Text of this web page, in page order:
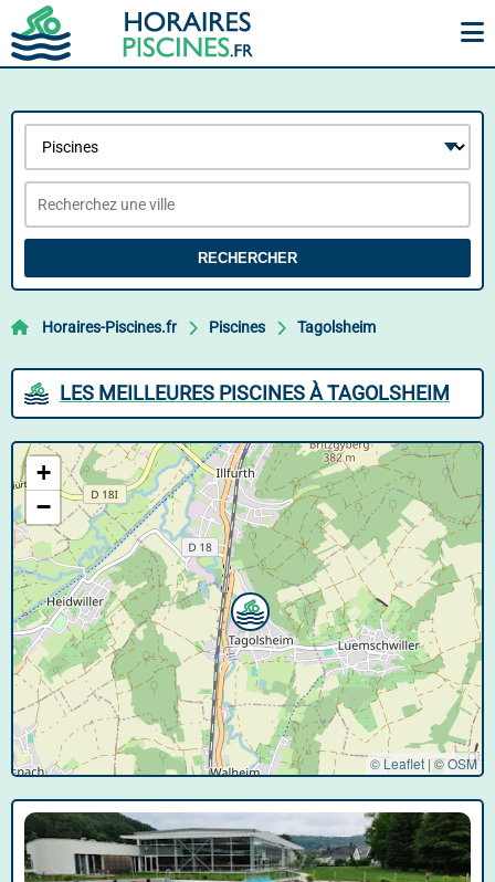
RECHERCHER
Horaires-Piscines.fr Piscines Tagolsheim
LES MEILLEURES PISCINES À TAGOLSHEIM
+
−
© Leaflet | ©OSM